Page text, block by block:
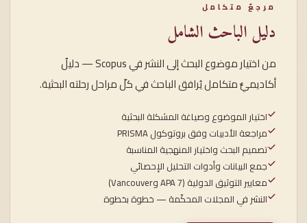
مرجعٌ متكامل
دليل الباحث الشامل
من اختيار موضوع البحث إلى النشر في Scopus — دليلٌ
أكاديميٌّ متكامل يُرافق الباحث في كلّ مراحل رحلته البحثية.
اختيار الموضوع وصياغة المشكلة البحثية
مراجعة الأدبيات وفق بروتوكول PRISMA
تصميم البحث واختيار المنهجية المناسبة
جمع البيانات وأدوات التحليل الإحصائي
معايير التوثيق الدولية (APA 7 وVancouver)
النشر في المجلات المحكّمة — خطوة بخطوة